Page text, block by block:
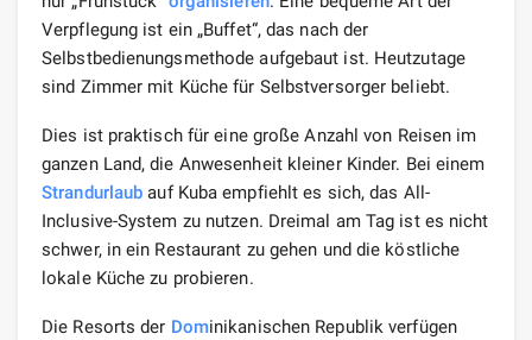
Verpflegung ist ein „Buffet“, das nach der
Selbstbedienungsmethode aufgebaut ist. Heutzutage
sind Zimmer mit Küche für Selbstversorger beliebt.
Dies ist praktisch für eine große Anzahl von Reisen im
ganzen Land, die Anwesenheit kleiner Kinder. Bei einem
Strandurlaub auf Kuba empfiehlt es sich, das All-
Inclusive-System zu nutzen. Dreimal am Tag ist es nicht
schwer, in ein Restaurant zu gehen und die köstliche
lokale Küche zu probieren.
Die Resorts der Dominikanischen Republik verfügen